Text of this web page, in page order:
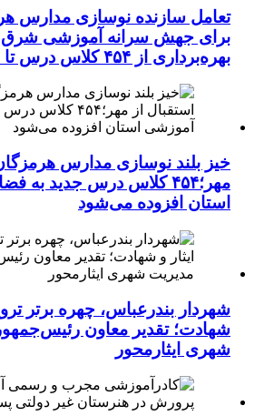
تعامل سازنده نوسازی مدارس
برای جهش سرانه آموزشی شرق
بهره‌برداری از ۴۵۴ کلاس درس تا مهرماه
خیز بلند نوسازی مدارس
مهر؛۴۵۴ کلاس درس جدید
استان افزوده می‌شود
شهردار بندرعباس، چهره برتر
شهادت؛ تقدیر معاون
شهری ایثارمحور